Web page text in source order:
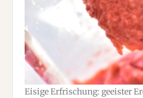
Eisige Erfrischung: geeister